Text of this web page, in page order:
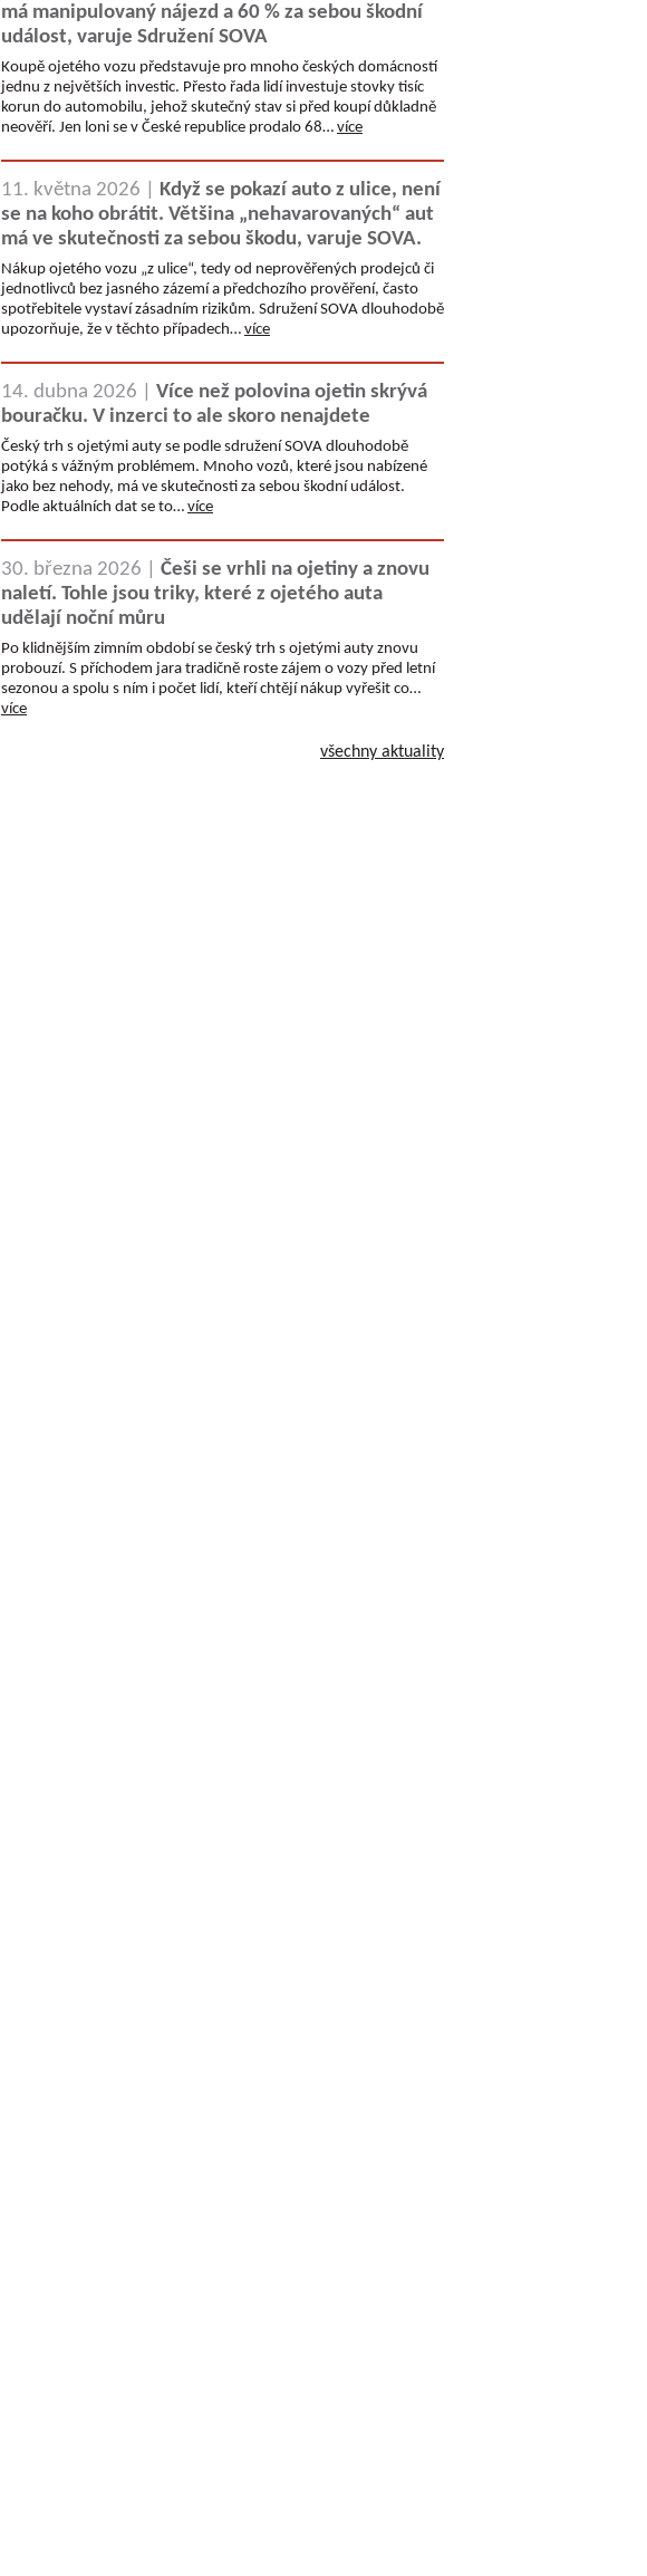
má manipulovaný nájezd a 60 % za sebou škodní
událost, varuje Sdružení SOVA
Koupě ojetého vozu představuje pro mnoho českých domácností
jednu z největších investic. Přesto řada lidí investuje stovky tisíc
korun do automobilu, jehož skutečný stav si před koupí důkladně
neověří. Jen loni se v České republice prodalo 68… více
11. května 2026 | Když se pokazí auto z ulice, není
se na koho obrátit. Většina „nehavarovaných“ aut
má ve skutečnosti za sebou škodu, varuje SOVA.
Nákup ojetého vozu „z ulice“, tedy od neprověřených prodejců či
jednotlivců bez jasného zázemí a předchozího prověření, často
spotřebitele vystaví zásadním rizikům. Sdružení SOVA dlouhodobě
upozorňuje, že v těchto případech… více
14. dubna 2026 | Více než polovina ojetin skrývá
bouračku. V inzerci to ale skoro nenajdete
Český trh s ojetými auty se podle sdružení SOVA dlouhodobě
potýká s vážným problémem. Mnoho vozů, které jsou nabízené
jako bez nehody, má ve skutečnosti za sebou škodní událost.
Podle aktuálních dat se to… více
30. března 2026 | Češi se vrhli na ojetiny a znovu
naletí. Tohle jsou triky, které z ojetého auta
udělají noční můru
Po klidnějším zimním období se český trh s ojetými auty znovu
probouzí. S příchodem jara tradičně roste zájem o vozy před letní
sezonou a spolu s ním i počet lidí, kteří chtějí nákup vyřešit co…
více
všechny aktuality